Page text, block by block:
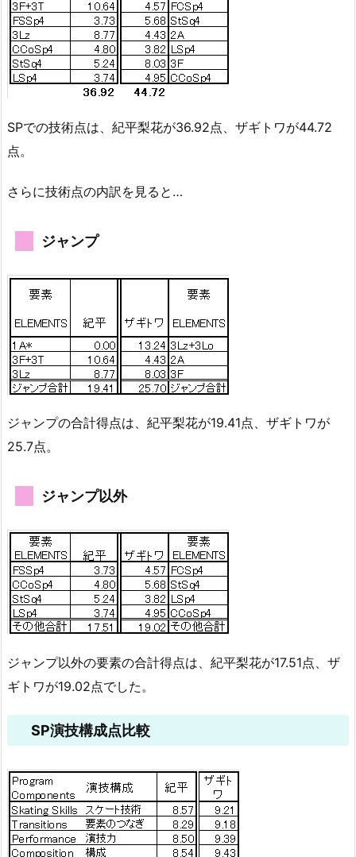
SPでの技術点は、紀平梨花が36.92点、ザギトワが44.72
点。
さらに技術点の内訳を見ると…
ジャンプ
ジャンプの合計得点は、紀平梨花が19.41点、ザギトワが
25.7点。
ジャンプ以外
ジャンプ以外の要素の合計得点は、紀平梨花が17.51点、ザ
ギトワが19.02点でした。
SP演技構成点比較